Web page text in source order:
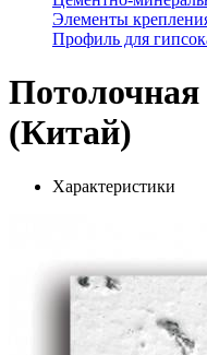
Элементы
Профиль для
Потолочная
(Китай)
Характеристики